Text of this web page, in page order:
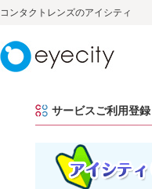
コンタクトレンズのアイシティ
サービスご利用登録